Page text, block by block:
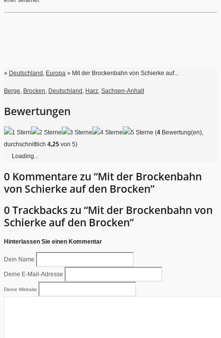
» Deutschland , Europa » Mit der Brockenbahn von Schierke auf...
Berge, Brocken, Deutschland , Harz, Sachsen-Anhalt
Bewertungen
(4 Bewertung(en),
durchschnittlich 4,25 von 5)
Loading...
0 Kommentare zu “Mit der Brockenbahn
von Schierke auf den Brocken”
0 Trackbacks zu “Mit der Brockenbahn von
Schierke auf den Brocken”
Hinterlassen Sie einen Kommentar
Dein Name
Deine E-Mail-Adresse
Deine Website